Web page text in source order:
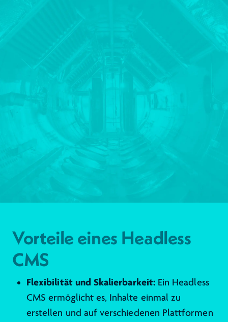
Vorteile eines Headless
CMS
Flexibilität und Skalierbarkeit:Ein Headless
CMS ermöglicht es, Inhalte einmal zu
erstellen und auf verschiedenen Plattformen